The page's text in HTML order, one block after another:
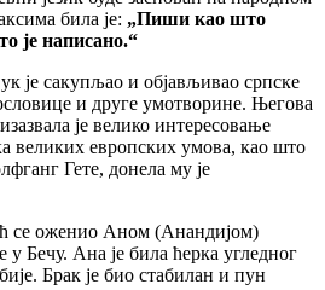
била је: „Пиши као што
је написано.“
је сакупљао и објављивао српске
и друге умотворине. Његова
је велико интересовање
великих европских умова, као што
Гете, донела му је
се оженио Аном (Анандијом)
Бечу. Ана је била ћерка угледног
Брак је био стабилан и пун